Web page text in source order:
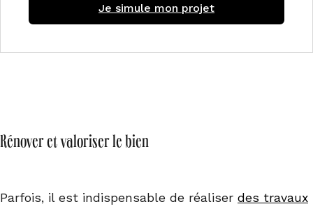
Je simule mon projet
Rénover et valoriser le bien
Parfois, il est indispensable de réaliser des travaux